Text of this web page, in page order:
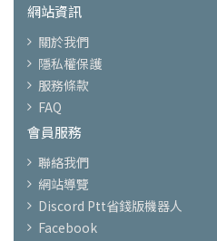
網站資訊
關於我們
隱私權保護
服務條款
FAQ
會員服務
聯絡我們
網站導覽
Discord Ptt省錢版機器人
Facebook